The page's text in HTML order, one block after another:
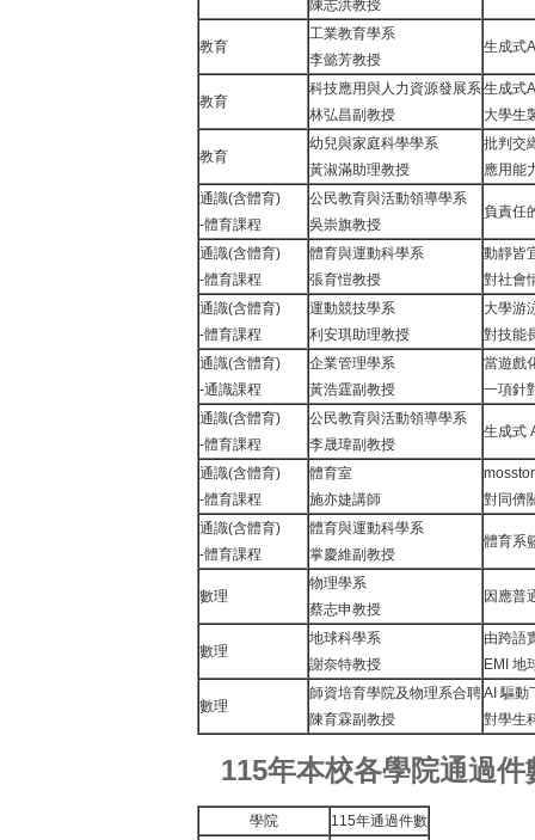
陳志洪教授
教育
工業教育學系
李懿芳教授
生成式
教育
科技應用與人力資源發展系
林弘昌副教授
生成式
大學生
教育
幼兒與家庭科學學系
黃淑滿助理教授
批判交
應用能
通識(含體育)
-體育課程
公民教育與活動領導學系
吳崇旗教授
負責任
通識(含體育)
-體育課程
體育與運動科學系
張育愷教授
動靜皆
對社會
通識(含體育)
-體育課程
運動競技學系
利安琪助理教授
大學游
對技能
通識(含體育)
-通識課程
企業管理學系
黃浩霆副教授
當遊戲
一項針
通識(含體育)
-體育課程
公民教育與活動領導學系
李晟瑋副教授
生成式
通識(含體育)
-體育課程
體育室
施亦婕講師
對同儕
通識(含體育)
-體育課程
體育與運動科學系
掌慶維副教授
體育系
數理
物理學系
蔡志申教授
因應普
數理
地球科學系
謝奈特教授
由跨語
EMI 地
數理
師資培育學院及物理系合聘
陳育霖副教授
AI 驅動
對學生
115年本校各學院通過件
學院
115年通過件數